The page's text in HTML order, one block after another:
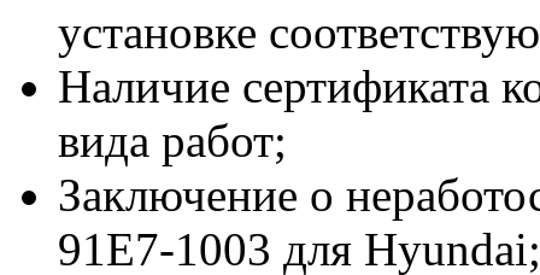
установке
Наличие сертификата
вида работ;
Заключение о
91E7-1003 для Hyundai;